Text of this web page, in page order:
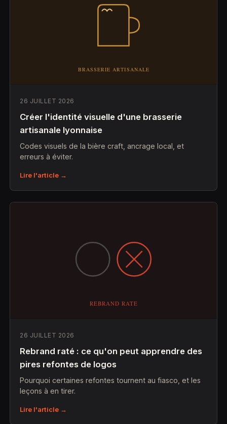
26 JUILLET 2026
Créer l'identité visuelle d'une brasserie
artisanale lyonnaise
Codes visuels de la bière craft, ancrage local, et
erreurs à éviter.
Lire l'article →
26 JUILLET 2026
Rebrand raté : ce qu'on peut apprendre des
pires refontes de logos
Pourquoi certaines refontes tournent au fiasco, et les
leçons à en tirer.
Lire l'article →